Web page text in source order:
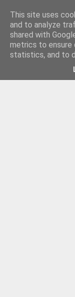
This site uses
and to analyze
shared with
metrics to ensure
statistics, and to